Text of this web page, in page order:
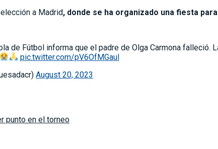
a Madrid, donde se ha organizado una fiesta
de Fútbol informa que el padre de Olga Carmona
pic.twitter.com/pV6OfMGaul
August 20, 2023
punto en el torneo